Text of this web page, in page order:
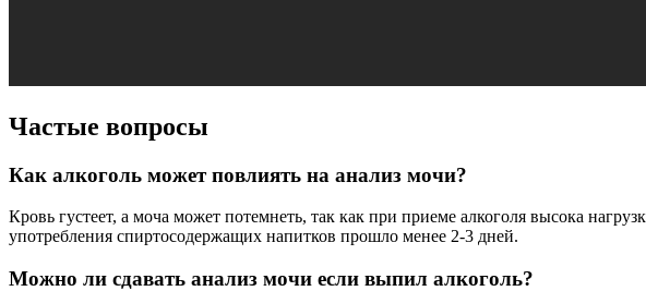
Частые вопросы
Как алкоголь может повлиять на анализ мочи?
Кровь густеет, а моча может потемнеть, так как при приеме алкоголя высока
употребления спиртосодержащих напитков прошло менее 2-3 дней.
Можно ли сдавать анализ мочи если выпил алкоголь?